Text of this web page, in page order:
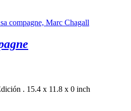
. 15.4 x 11.8 x 0 inch